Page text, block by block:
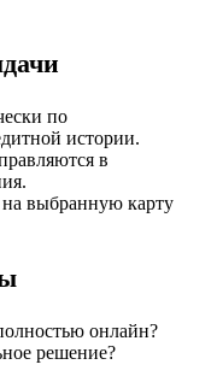
по
истории.
в
на выбранную карту
онлайн?
решение?